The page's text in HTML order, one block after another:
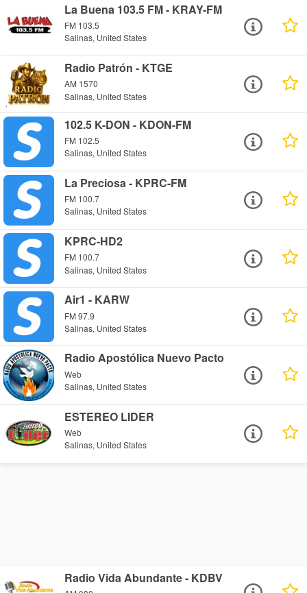
La Buena 103.5 FM - KRAY-FM
FM 103.5
Salinas, United States
Radio Patrón - KTGE
AM 1570
Salinas, United States
102.5 K-DON - KDON-FM
FM 102.5
Salinas, United States
La Preciosa - KPRC-FM
FM 100.7
Salinas, United States
KPRC-HD2
FM 100.7
Salinas, United States
Air1 - KARW
FM 97.9
Salinas, United States
Radio Apostólica Nuevo Pacto
Web
Salinas, United States
ESTEREO LIDER
Web
Salinas, United States
Radio Vida Abundante - KDBV